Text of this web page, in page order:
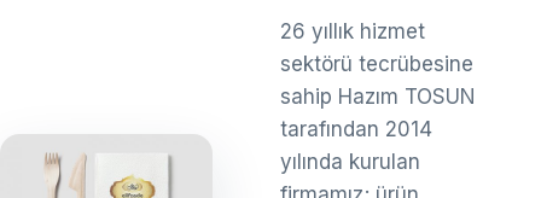
26 yıllık hizmet
sektörü tecrübesine
sahip Hazım TOSUN
tarafından 2014
yılında kurulan